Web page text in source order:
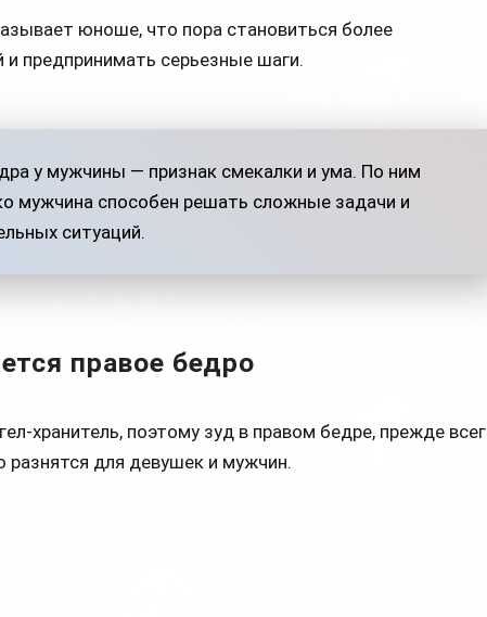
юноше, что пора становиться более
предпринимать серьезные шаги.
у мужчины — признак смекалки и ума. По ним
мужчина способен решать сложные задачи и
ситуаций.
правое бедро
хранитель, поэтому зуд в правом бедре, прежде
разнятся для девушек и мужчин.